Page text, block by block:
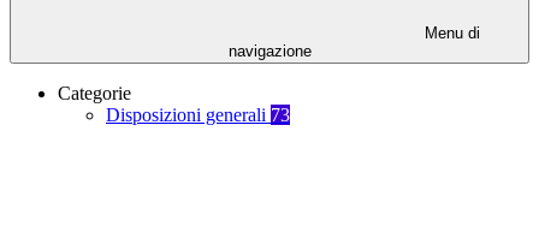
Menu di
navigazione
Categorie
Disposizioni generali 73